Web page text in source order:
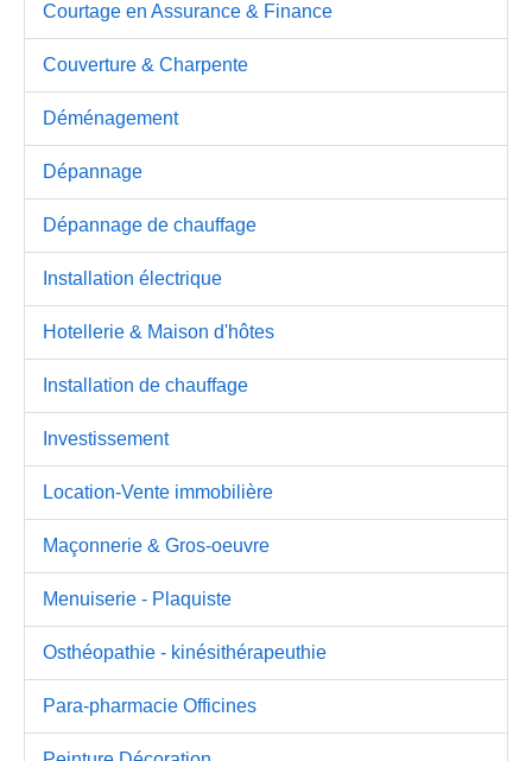
Courtage en Assurance & Finance
Couverture & Charpente
Déménagement
Dépannage
Dépannage de chauffage
Installation électrique
Hotellerie & Maison d'hôtes
Installation de chauffage
Investissement
Location-Vente immobilière
Maçonnerie & Gros-oeuvre
Menuiserie - Plaquiste
Osthéopathie - kinésithérapeuthie
Para-pharmacie Officines